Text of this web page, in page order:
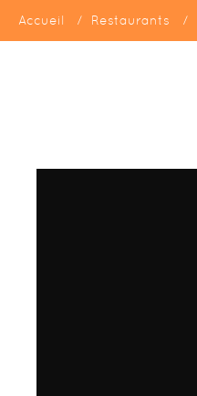
Accueil Restaurants